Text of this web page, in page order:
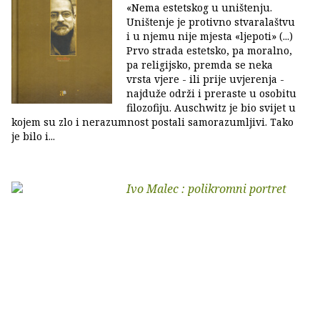
«Nema estetskog u uništenju.
Uništenje je protivno stvaralaštvu
i u njemu nije mjesta «ljepoti» (...)
Prvo strada estetsko, pa moralno,
pa religijsko, premda se neka
vrsta vjere - ili prije uvjerenja -
najduže održi i preraste u osobitu
filozofiju. Auschwitz je bio svijet u
kojem su zlo i nerazumnost postali samorazumljivi. Tako
je bilo i...
Ivo Malec : polikromni portret